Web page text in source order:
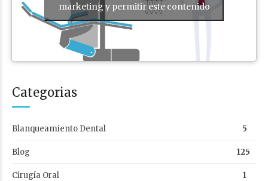
marketing y permitir este contenido
Categorias
Blanqueamiento Dental 5
Blog 125
Cirugía Oral 1